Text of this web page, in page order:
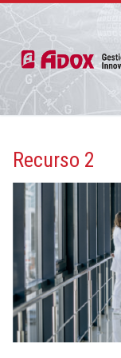
info@adox.com.ar
Recurso 2